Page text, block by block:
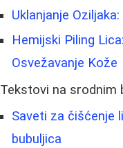
Uklanjanje
Hemijski Piling
Osvežavanje Kože
Tekstovi na srodnim
Saveti za čišćenje
bubuljica